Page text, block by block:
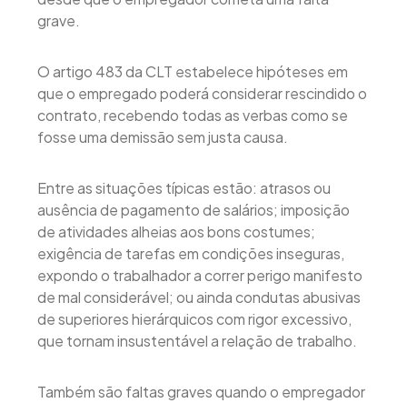
grave.
O artigo 483 da CLT estabelece hipóteses em
que o empregado poderá considerar rescindido o
contrato, recebendo todas as verbas como se
fosse uma demissão sem justa causa.
Entre as situações típicas estão: atrasos ou
ausência de pagamento de salários; imposição
de atividades alheias aos bons costumes;
exigência de tarefas em condições inseguras,
expondo o trabalhador a correr perigo manifesto
de mal considerável; ou ainda condutas abusivas
de superiores hierárquicos com rigor excessivo,
que tornam insustentável a relação de trabalho.
Também são faltas graves quando o empregador